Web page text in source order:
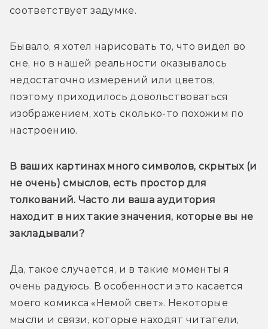
соответствует задумке.
Бывало, я хотел нарисовать то, что видел во
сне, но в нашей реальности оказывалось
недостаточно измерений или цветов,
поэтому приходилось довольствоваться
изображением, хоть сколько-то похожим по
настроению.
В ваших картинах много символов, скрытых (и
не очень) смыслов, есть простор для
толкований. Часто ли ваша аудитория
находит в них такие значения, которые вы не
закладывали?
Да, такое случается, и в такие моменты я
очень радуюсь. В особенности это касается
моего комикса «Немой свет». Некоторые
мысли и связи, которые находят читатели,